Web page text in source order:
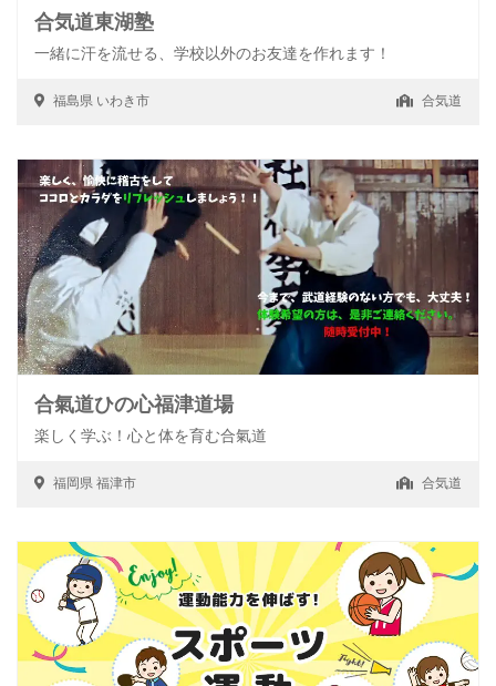
合気道東湖塾
一緒に汗を流せる、学校以外のお友達を作れます！
福島県 いわき市 合気道
合氣道ひの心福津道場
楽しく学ぶ！心と体を育む合氣道
福岡県 福津市 合気道